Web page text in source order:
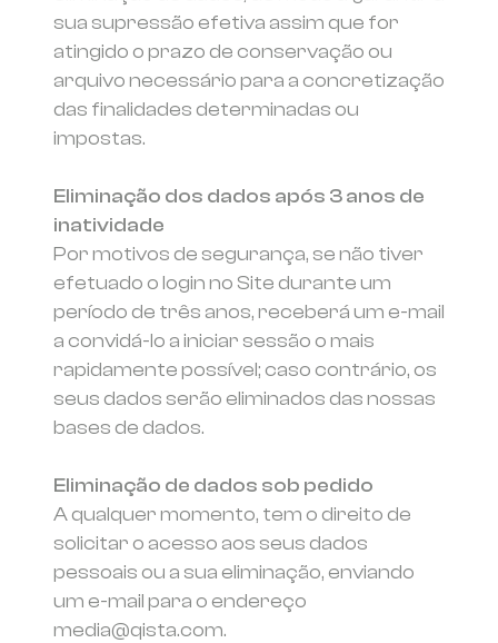
sua supressão efetiva assim que for
atingido o prazo de conservação ou
arquivo necessário para a concretização
das finalidades determinadas ou
impostas.
Eliminação dos dados após 3 anos de
inatividade
Por motivos de segurança, se não tiver
efetuado o login no Site durante um
período de três anos, receberá um e-mail
a convidá-lo a iniciar sessão o mais
rapidamente possível; caso contrário, os
seus dados serão eliminados das nossas
bases de dados.
Eliminação de dados sob pedido
A qualquer momento, tem o direito de
solicitar o acesso aos seus dados
pessoais ou a sua eliminação, enviando
um e-mail para o endereço
media@qista.com.